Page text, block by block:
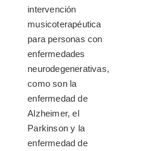
intervención
musicoterapéutica
para personas con
enfermedades
neurodegenerativas,
como son la
enfermedad de
Alzheimer, el
Parkinson y la
enfermedad de